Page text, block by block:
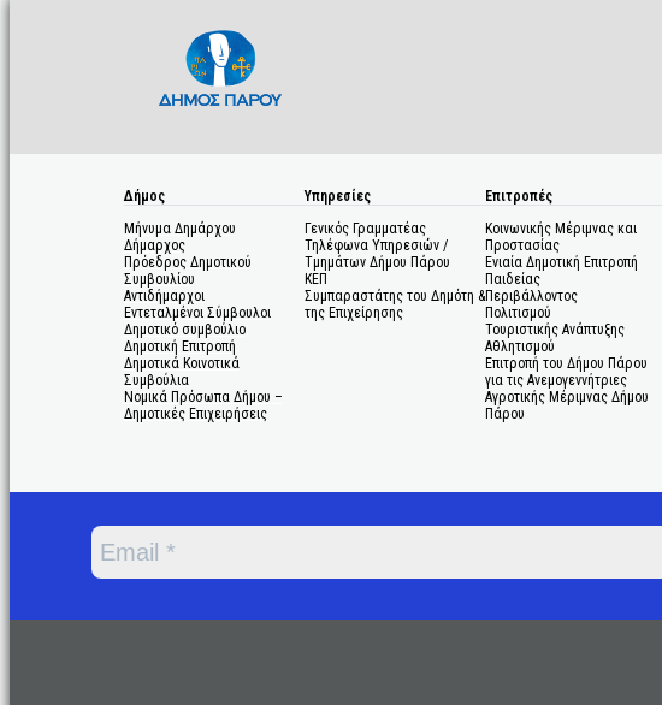
Δήμος
Μήνυμα Δημάρχου
Δήμαρχος
Πρόεδρος Δημοτικού
Συμβουλίου
Αντιδήμαρχοι
Εντεταλμένοι Σύμβουλοι
Δημοτικό συμβούλιο
Δημοτική Επιτροπή
Δημοτικά Κοινοτικά
Συμβούλια
Νομικά Πρόσωπα Δήμου –
Δημοτικές Επιχειρήσεις
Υπηρεσίες
Γενικός Γραμματέας
Τηλέφωνα Υπηρεσιών /
Τμημάτων Δήμου Πάρου
ΚΕΠ
Συμπαραστάτης του Δημότη &
της Επιχείρησης
Επιτροπές
Κοινωνικής Μέριμνας και
Προστασίας
Ενιαία Δημοτική Επιτροπή
Παιδείας
Περιβάλλοντος
Πολιτισμού
Τουριστικής Ανάπτυξης
Αθλητισμού
Επιτροπή του Δήμου Πάρου
για τις Ανεμογεννήτριες
Αγροτικής Μέριμνας Δήμου
Πάρου